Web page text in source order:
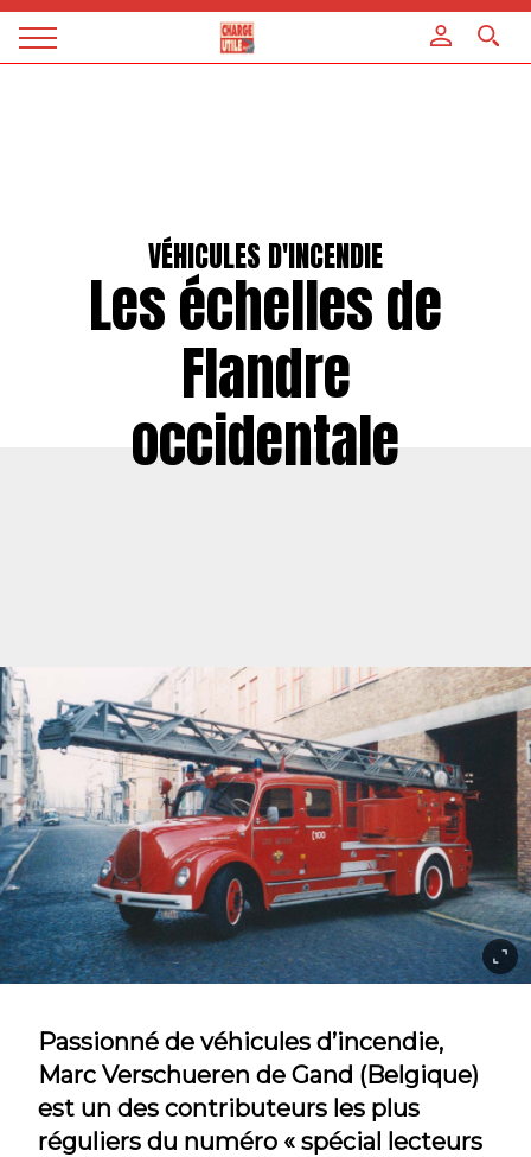
Magazine
VÉHICULES D'INCENDIE
Les échelles de
Flandre
occidentale
Passionné de véhicules d’incendie,
Marc Verschueren de Gand (Belgique)
est un des contributeurs les plus
réguliers du numéro « spécial lecteurs
Panneau de gestion des cookies